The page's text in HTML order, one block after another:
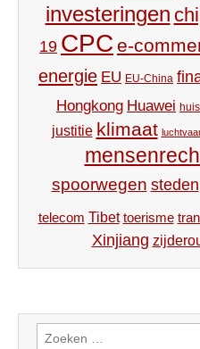
investeringen
19 CPC e-
energie EU EU-China
Hongkong Huawei
justitie klimaat
spoorwegen steden
telecom Tibet toerisme
Xinjiang
Zoeken